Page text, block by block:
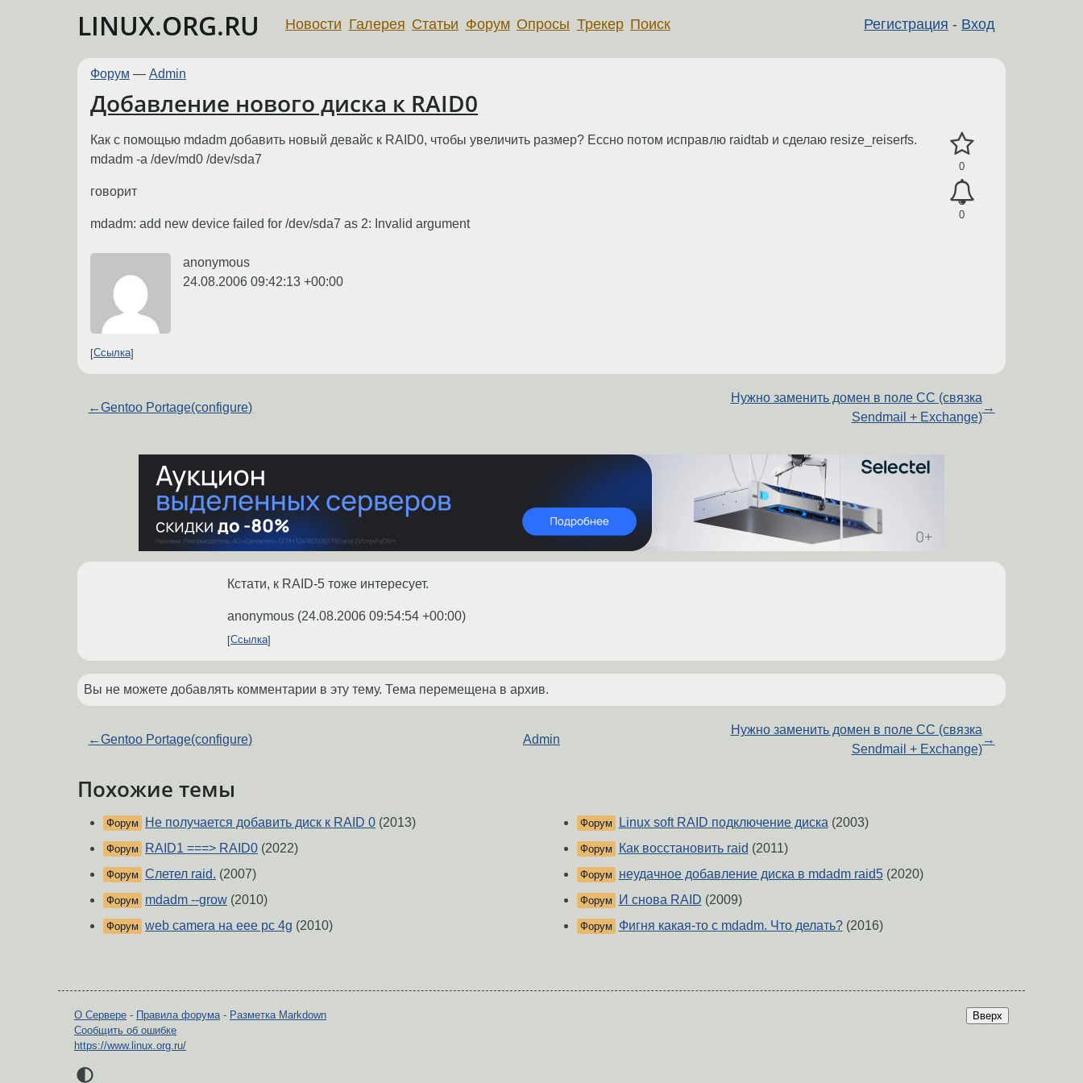
LINUX.ORG.RU Регистрация - Вход
Новости Галерея Статьи Форум Опросы Трекер Поиск
Форум — Admin
Добавление нового диска к RAID0
0
0
Как с помощью mdadm добавить новый девайс к RAID0, чтобы увеличить размер? Ессно потом исправлю raidtab и сделаю resize_reiserfs.
mdadm -a /dev/md0 /dev/sda7
говорит
mdadm: add new device failed for /dev/sda7 as 2: Invalid argument
anonymous
24.08.2006 09:42:13 +00:00
Ссылка
←Gentoo Portage(configure)
Нужно заменить домен в поле CC (связка
Sendmail + Exchange)
→
Кстати, к RAID-5 тоже интересует.
anonymous (24.08.2006 09:54:54 +00:00)
Ссылка
Вы не можете добавлять комментарии в эту тему. Тема перемещена в архив.
←Gentoo Portage(configure) Admin
Нужно заменить домен в поле CC (связка
Sendmail + Exchange)
→
Похожие темы
Форум Не получается добавить диск к RAID 0 (2013)
Форум RAID1 ===> RAID0 (2022)
Форум Слетел raid. (2007)
Форум mdadm --grow (2010)
Форум web camera на eee pc 4g (2010)
Форум Linux soft RAID подключение диска(2003)
Форум Как восстановить raid (2011)
Форум неудачное добавление диска в mdadm raid5(2020)
Форум И снова RAID (2009)
Форум Фигня какая-то с mdadm. Что делать?(2016)
Вверх
О Сервере - Правила форума- Разметка Markdown
Сообщить об ошибке
https://www.linux.org.ru/